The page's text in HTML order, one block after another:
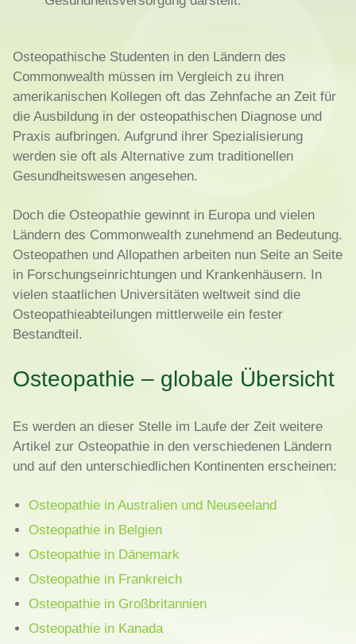
Osteopathische Studenten in den Ländern des
Commonwealth müssen im Vergleich zu ihren
amerikanischen Kollegen oft das Zehnfache an Zeit für
die Ausbildung in der osteopathischen Diagnose und
Praxis aufbringen. Aufgrund ihrer Spezialisierung
werden sie oft als Alternative zum traditionellen
Gesundheitswesen angesehen.
Doch die Osteopathie gewinnt in Europa und vielen
Ländern des Commonwealth zunehmend an Bedeutung.
Osteopathen und Allopathen arbeiten nun Seite an Seite
in Forschungseinrichtungen und Krankenhäusern. In
vielen staatlichen Universitäten weltweit sind die
Osteopathieabteilungen mittlerweile ein fester
Bestandteil.
Osteopathie – globale Übersicht
Es werden an dieser Stelle im Laufe der Zeit weitere
Artikel zur Osteopathie in den verschiedenen Ländern
und auf den unterschiedlichen Kontinenten erscheinen:
Osteopathie in Australien und Neuseeland
Osteopathie in Belgien
Osteopathie in Dänemark
Osteopathie in Frankreich
Osteopathie in Großbritannien
Osteopathie in Kanada